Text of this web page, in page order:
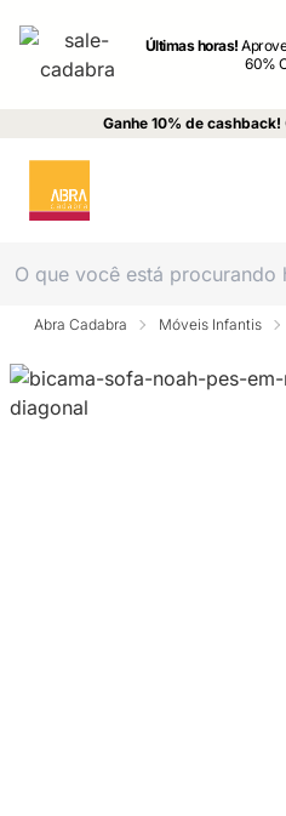
Últimas horas!
60%
Ganhe 10% de cashback!
Abra Cadabra Móveis Infantis